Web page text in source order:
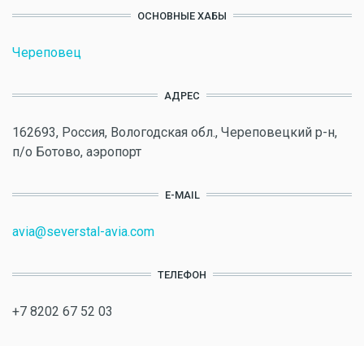
ОСНОВНЫЕ ХАБЫ
Череповец
АДРЕС
162693, Россия, Вологодская обл., Череповецкий р-н,
п/о Ботово, аэропорт
E-MAIL
avia@severstal-avia.com
ТЕЛЕФОН
+7 8202 67 52 03